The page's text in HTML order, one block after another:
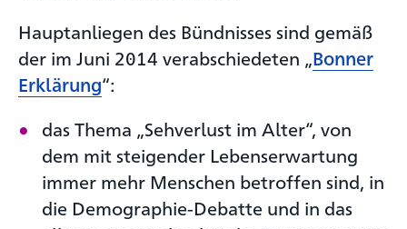
Hauptanliegen des Bündnisses sind gemäß
der im Juni 2014 verabschiedeten „Bonner
Erklärung“:
das Thema „Sehverlust im Alter“, von
dem mit steigender Lebenserwartung
immer mehr Menschen betroffen sind, in
die Demographie-Debatte und in das